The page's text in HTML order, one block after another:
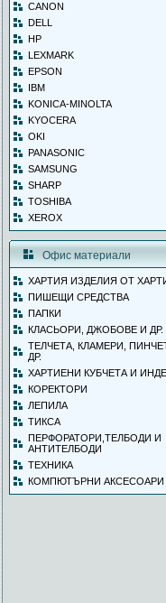
CANON
DELL
HP
LEXMARK
EPSON
IBM
KONICA-MINOLTA
KYOCERA
OKI
PANASONIC
SAMSUNG
SHARP
TOSHIBA
XEROX
Офис материали
ХАРТИЯ ИЗДЕЛИЯ ОТ
ПИШЕЩИ СРЕДСТВА
ПАПКИ
КЛАСЬОРИ, ДЖОБОВЕ И ДР.
ТЕЛЧЕТА, КЛАМЕРИ,
ДР.
ХАРТИЕНИ КУБЧЕТА И
КОРЕКТОРИ
ЛЕПИЛА
ТИКСА
ПЕРФОРАТОРИ,ТЕЛБОДИ И
АНТИТЕЛБОДИ
ТЕХНИКА
КОМПЮТЪРНИ АКСЕСОАРИ